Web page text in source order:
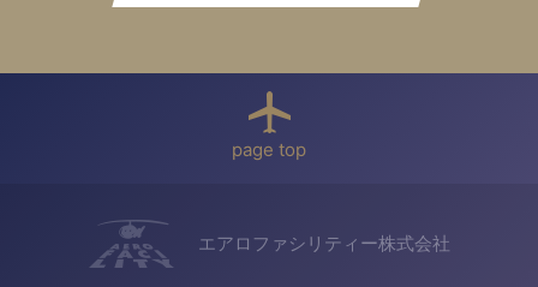
page top
エアロファシリティー株式会社